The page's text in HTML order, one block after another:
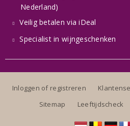
Nederland)
Veilig betalen via iDeal
Specialist in wijngeschenken
Inloggen of registreren
Sitemap
Leeftijdscheck